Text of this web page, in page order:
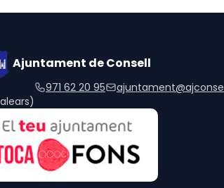
Ajuntament de Consell
971 62 20 95